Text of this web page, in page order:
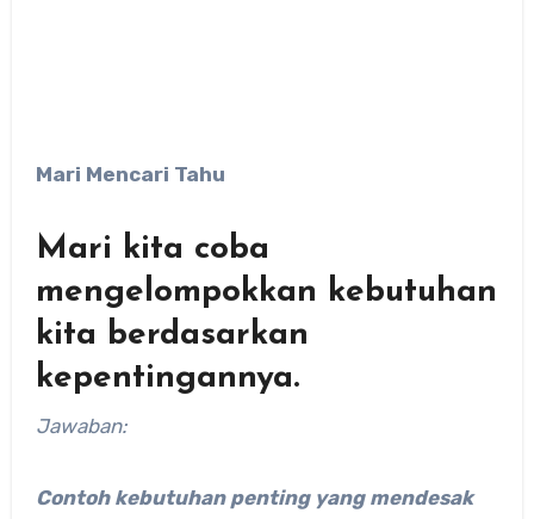
Mari Mencari Tahu
Mari kita coba
mengelompokkan kebutuhan
kita berdasarkan
kepentingannya.
Jawaban:
Contoh kebutuhan penting yang mendesak